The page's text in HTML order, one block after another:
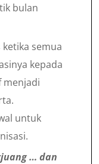
bulan
semua
kepada
menjadi
untuk
… dan